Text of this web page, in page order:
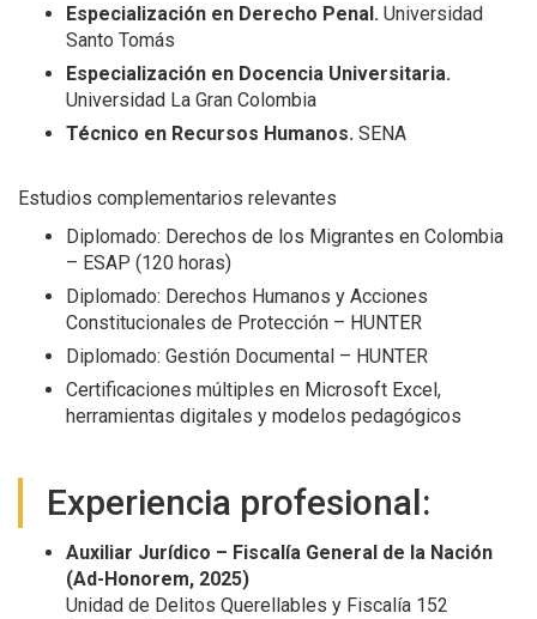
Especialización en Derecho Penal. Universidad
Santo Tomás
Especialización en Docencia Universitaria.
Universidad La Gran Colombia
Técnico en Recursos Humanos. SENA
Estudios complementarios relevantes
Diplomado: Derechos de los Migrantes en Colombia
– ESAP (120 horas)
Diplomado: Derechos Humanos y Acciones
Constitucionales de Protección – HUNTER
Diplomado: Gestión Documental – HUNTER
Certificaciones múltiples en Microsoft Excel,
herramientas digitales y modelos pedagógicos
Experiencia profesional:
Auxiliar Jurídico – Fiscalía General de la Nación
(Ad-Honorem, 2025)
Unidad de Delitos Querellables y Fiscalía 152